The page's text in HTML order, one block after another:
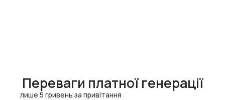
Переваги платної генерації
лише 5 гривень за привітання